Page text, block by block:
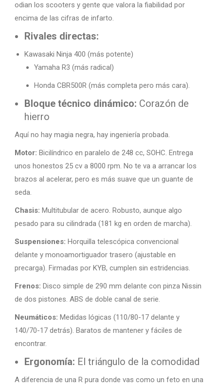
odian los scooters y gente que valora la fiabilidad por
encima de las cifras de infarto.
Rivales directas:
Kawasaki Ninja 400 (más potente)
Yamaha R3 (más radical)
Honda CBR500R (más completa pero más cara).
Bloque técnico dinámico: Corazón de
hierro
Aquí no hay magia negra, hay ingeniería probada.
Motor: Bicilíndrico en paralelo de 248 cc, SOHC. Entrega
unos honestos 25 cv a 8000 rpm. No te va a arrancar los
brazos al acelerar, pero es más suave que un guante de
seda.
Chasis: Multitubular de acero. Robusto, aunque algo
pesado para su cilindrada (181 kg en orden de marcha).
Suspensiones: Horquilla telescópica convencional
delante y monoamortiguador trasero (ajustable en
precarga). Firmadas por KYB, cumplen sin estridencias.
Frenos: Disco simple de 290 mm delante con pinza Nissin
de dos pistones. ABS de doble canal de serie.
Neumáticos: Medidas lógicas (110/80-17 delante y
140/70-17 detrás). Baratos de mantener y fáciles de
encontrar.
Ergonomía: El triángulo de la comodidad
A diferencia de una R pura donde vas como un feto en una